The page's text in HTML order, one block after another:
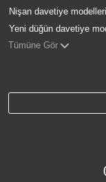
Nişan davetiye
Yeni düğün davetiye
Tümüne Gör